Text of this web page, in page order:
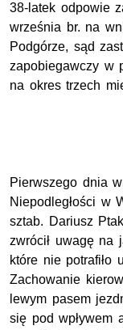
38-latek odpowie
września br. na
Podgórze, sąd
zapobiegawczy w
na okres trzech
Pierwszego dnia
Niepodległości w
sztab. Dariusz
zwrócił uwagę na
które nie potrafiło
Zachowanie
lewym pasem
się pod wpływem